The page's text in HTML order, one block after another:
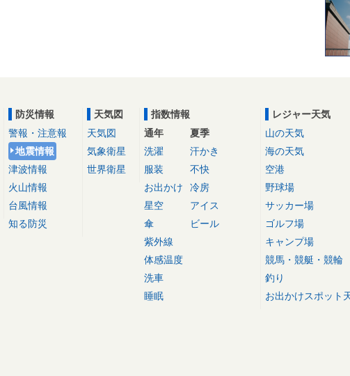
防災情報
警報・注意報
地震情報
津波情報
火山情報
台風情報
知る防災
天気図
天気図
気象衛星
世界衛星
指数情報
通年
洗濯
服装
お出かけ
星空
傘
紫外線
体感温度
洗車
睡眠
夏季
汗かき
不快
冷房
アイス
ビール
レジャー天気
山の天気
海の天気
空港
野球場
サッカー場
ゴルフ場
キャンプ場
競馬・競艇・競輪
釣り
お出かけスポット